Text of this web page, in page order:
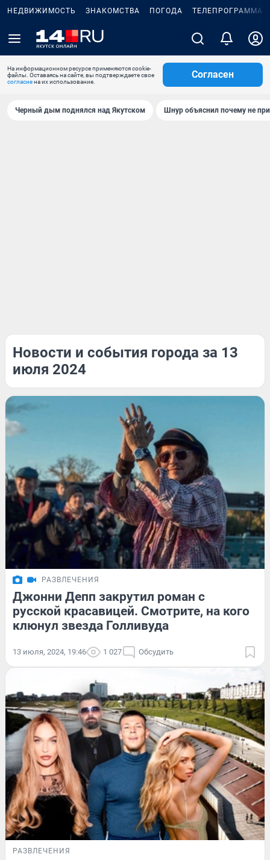
НЕДВИЖИМОСТЬ ЗНАКОМСТВА ПОГОДА ТЕЛЕПРОГРАММА
На информационном ресурсе применяются cookie-
файлы. Оставаясь на сайте, вы подтверждаете свое
согласиена их использование.
Согласен
Черный дым поднялся над Якутском Шнур объяснил почему не
Новости и события города за 13
июля 2024
РАЗВЛЕЧЕНИЯ
Джонни Депп закрутил роман с
русской красавицей. Смотрите, на кого
клюнул звезда Голливуда
13 июля, 2024, 19:46 1 027 Обсудить
РАЗВЛЕЧЕНИЯ